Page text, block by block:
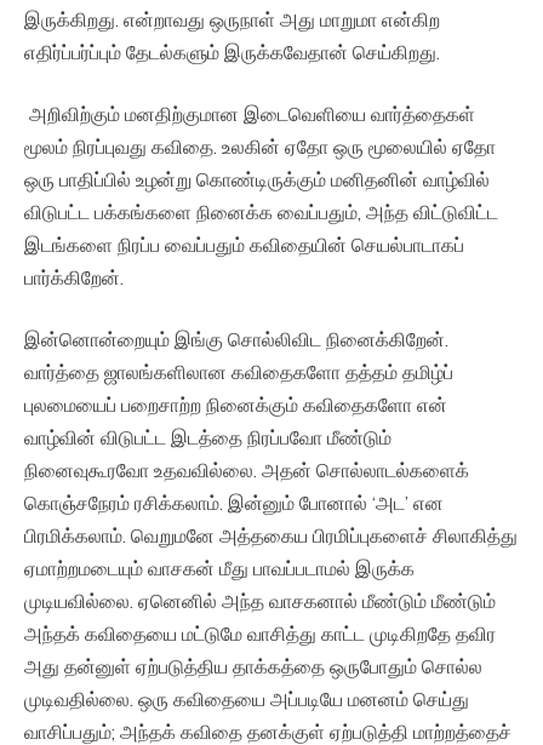
இருக்கிறது. என்றாவது ஒருநாள் அது மாறுமா என்கிற
எதிர்ப்பர்ப்பும் தேடல்களும் இருக்கவேதான் செய்கிறது.
அறிவிற்கும் மனதிற்குமான இடைவெளியை வார்த்தைகள்
மூலம் நிரப்புவது கவிதை. உலகின் ஏதோ ஒரு மூலையில் ஏதோ
ஒரு பாதிப்பில் உழன்று கொண்டிருக்கும் மனிதனின் வாழ்வில்
விடுபட்ட பக்கங்களை நினைக்க வைப்பதும், அந்த விட்டுவிட்ட
இடங்களை நிரப்ப வைப்பதும் கவிதையின் செயல்பாடாகப்
பார்க்கிறேன்.
இன்னொன்றையும் இங்கு சொல்லிவிட நினைக்கிறேன்.
வார்த்தை ஜாலங்களிலான கவிதைகளோ தத்தம் தமிழ்ப்
புலமையைப் பறைசாற்ற நினைக்கும் கவிதைகளோ என்
வாழ்வின் விடுபட்ட இடத்தை நிரப்பவோ மீண்டும்
நினைவுகூரவோ உதவவில்லை. அதன் சொல்லாடல்களைக்
கொஞ்சநேரம் ரசிக்கலாம். இன்னும் போனால் ‘அட’ என
பிரமிக்கலாம். வெறுமனே அத்தகைய பிரமிப்புகளைச் சிலாகித்து
ஏமாற்றமடையும் வாசகன் மீது பாவப்படாமல் இருக்க
முடியவில்லை. ஏனெனில் அந்த வாசகனால் மீண்டும் மீண்டும்
அந்தக் கவிதையை மட்டுமே வாசித்து காட்ட முடிகிறதே தவிர
அது தன்னுள் ஏற்படுத்திய தாக்கத்தை ஒருபோதும் சொல்ல
முடிவதில்லை. ஒரு கவிதையை அப்படியே மனனம் செய்து
வாசிப்பதும்; அந்தக் கவிதை தனக்குள் ஏற்படுத்தி மாற்றத்தைச்